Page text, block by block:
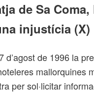
de Sa
injustícia (X)
d’agost de 1996 la
mallorquines
per sol·licitar